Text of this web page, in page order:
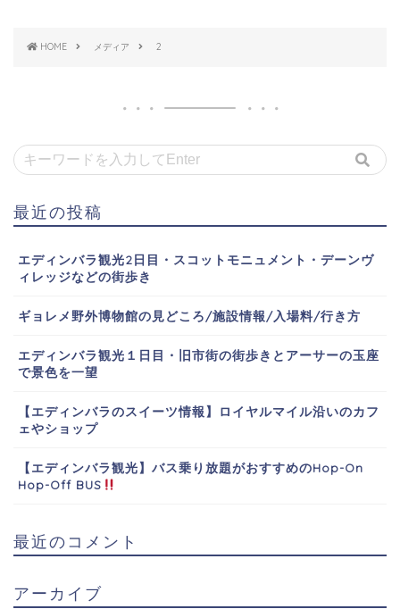
HOME メディア 2
最近の投稿
エディンバラ観光2日目・スコットモニュメント・デーンヴ
ィレッジなどの街歩き
ギョレメ野外博物館の見どころ/施設情報/入場料/行き方
エディンバラ観光１日目・旧市街の街歩きとアーサーの玉座
で景色を一望
【エディンバラのスイーツ情報】ロイヤルマイル沿いのカフ
ェやショップ
【エディンバラ観光】バス乗り放題がおすすめのHop-On
Hop-Off BUS
最近のコメント
アーカイブ